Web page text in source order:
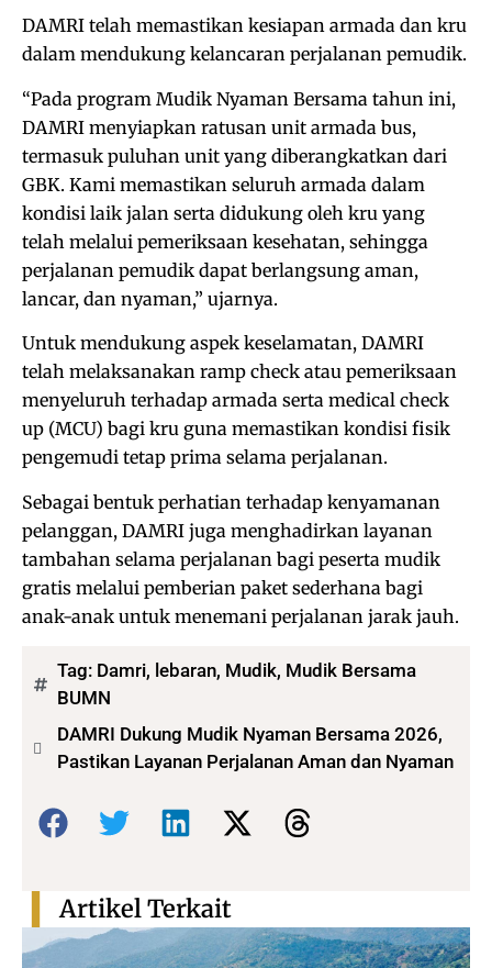
DAMRI telah memastikan kesiapan armada dan kru
dalam mendukung kelancaran perjalanan pemudik.
“Pada program Mudik Nyaman Bersama tahun ini,
DAMRI menyiapkan ratusan unit armada bus,
termasuk puluhan unit yang diberangkatkan dari
GBK. Kami memastikan seluruh armada dalam
kondisi laik jalan serta didukung oleh kru yang
telah melalui pemeriksaan kesehatan, sehingga
perjalanan pemudik dapat berlangsung aman,
lancar, dan nyaman,” ujarnya.
Untuk mendukung aspek keselamatan, DAMRI
telah melaksanakan ramp check atau pemeriksaan
menyeluruh terhadap armada serta medical check
up (MCU) bagi kru guna memastikan kondisi fisik
pengemudi tetap prima selama perjalanan.
Sebagai bentuk perhatian terhadap kenyamanan
pelanggan, DAMRI juga menghadirkan layanan
tambahan selama perjalanan bagi peserta mudik
gratis melalui pemberian paket sederhana bagi
anak-anak untuk menemani perjalanan jarak jauh.
Tag: Damri, lebaran, Mudik, Mudik Bersama
BUMN
DAMRI Dukung Mudik Nyaman Bersama 2026,
Pastikan Layanan Perjalanan Aman dan Nyaman
Bagikan:
Artikel Terkait